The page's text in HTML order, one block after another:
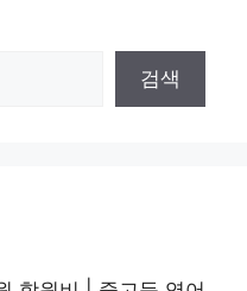
검색